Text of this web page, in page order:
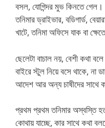
বসল, যোগিন্দর মুভ কিনতে গেল।
তনিমার ড্রাইভার, বডিগার্ড,
খাটে, তনিমা অফিসে যাক বা
ছেলেটা বাচাল নয়, বেশী কথা
বাইরে স্টুল নিয়ে বসে থাকে, না
আদেশ আর অন্য চাষীদের সাথে
প্রথম প্রথম তনিমার অস্বস্তি
কোথায় যাচ্ছে, কার সাথে কথা